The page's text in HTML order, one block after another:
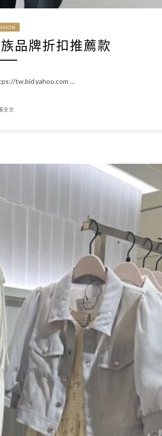
品牌折扣推薦款
tw.bid.yahoo.com …
全文